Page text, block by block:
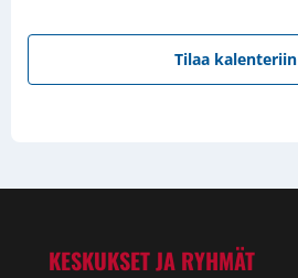
Tilaa kalenteriin
KESKUKSET JA RYHMÄT